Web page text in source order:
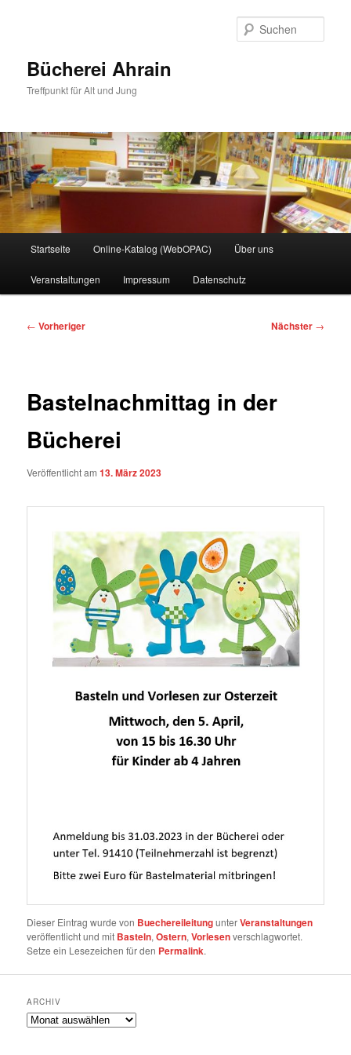
Bücherei Ahrain
Treffpunkt für Alt und Jung
Startseite Online-Katalog (WebOPAC) Über uns
Veranstaltungen Impressum Datenschutz
Beitragsnavigation
← Vorheriger Nächster →
Bastelnachmittag in der
Bücherei
Veröffentlicht am13. März 2023
Dieser Eintrag wurde von BuechereileitungunterVeranstaltungen
veröffentlicht und mit Basteln,Ostern,Vorlesenverschlagwortet.
Setze ein Lesezeichen für den Permalink.
ARCHIV
Archiv